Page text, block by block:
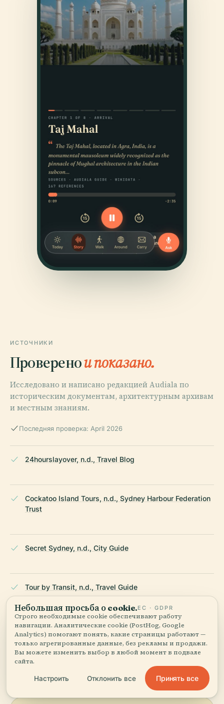
ИСТОЧНИКИ
Проверенои показано.
Исследовано и написано редакцией Audiala по
историческим документам, архитектурным архивам
и местным знаниям.
Последняя проверка: April 2026
24hourslayover, n.d., Travel Blog
Cockatoo Island Tours, n.d., Sydney Harbour Federation
Trust
Secret Sydney, n.d., City Guide
Tour by Transit, n.d., Travel Guide
Wikipedia — Остров Какаду (Новый Южный Уэльс)
ПОСЛЕДНЯЯ ПРОВЕРКА: APRIL 2026
Основано на Wikidata, Википедии и официальных
источниках · проверено ·Как мы создаём наши гиды →
Небольшая просьба о cookie.ЕС · GDPR
Строго необходимые cookie обеспечивают работу
навигации. Аналитические cookie (PostHog, Google
Analytics) помогают понять, какие страницы работают —
только агрегированные данные, без рекламы и продажи.
Вы можете изменить выбор в любой момент в подвале
сайта.
Настроить Отклонить все Принять все